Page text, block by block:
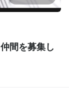
間を募集し